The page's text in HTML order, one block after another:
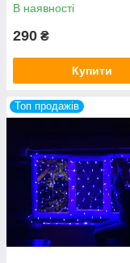
В наявності
290 ₴
Купити
Топ продажів